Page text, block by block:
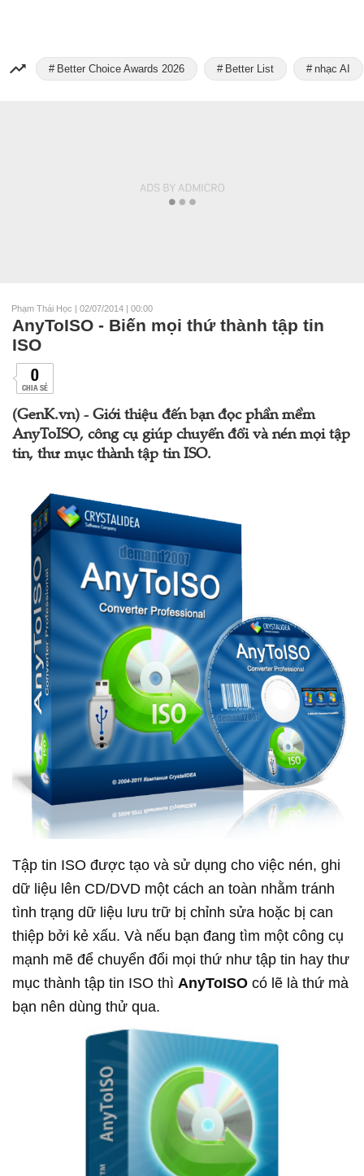
Better Choice Awards 2026 Better List nhạc AI
Phạm Thái Học | 02/07/2014 | 00:00
AnyToISO - Biến mọi thứ thành tập tin
ISO
0
CHIA SẺ
(GenK.vn) - Giới thiệu đến bạn đọc phần mềm
AnyToISO, công cụ giúp chuyển đổi và nén mọi tập
tin, thư mục thành tập tin ISO.
Tập tin ISO được tạo và sử dụng cho việc nén, ghi
dữ liệu lên CD/DVD một cách an toàn nhằm tránh
tình trạng dữ liệu lưu trữ bị chỉnh sửa hoặc bị can
thiệp bởi kẻ xấu. Và nếu bạn đang tìm một công cụ
mạnh mẽ để chuyển đổi mọi thứ như tập tin hay thư
mục thành tập tin ISO thì AnyToISO có lẽ là thứ mà
bạn nên dùng thử qua.